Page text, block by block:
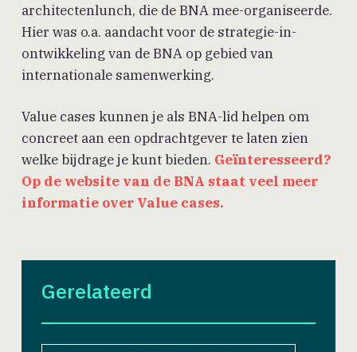
architectenlunch, die de BNA mee-organiseerde.
Hier was o.a. aandacht voor de strategie-in-
ontwikkeling van de BNA op gebied van
internationale samenwerking.
Value cases kunnen je als BNA-lid helpen om
concreet aan een opdrachtgever te laten zien
welke bijdrage je kunt bieden. Geïnteresseerd?
Op de website van de BNA staat veel meer
informatie over Value cases.
Gerelateerd